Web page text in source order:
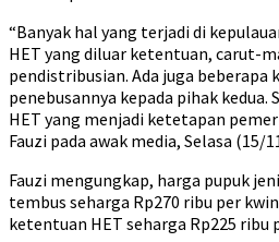
“Banyak hal yang terjadi di
HET yang diluar ketentuan, carut-
pendistribusian. Ada juga beberapa
penebusannya kepada pihak kedua.
HET yang menjadi ketetapan
Fauzi pada awak media, Selasa (15/
Fauzi mengungkap, harga pupuk
tembus seharga Rp270 ribu per
ketentuan HET seharga Rp225 ribu